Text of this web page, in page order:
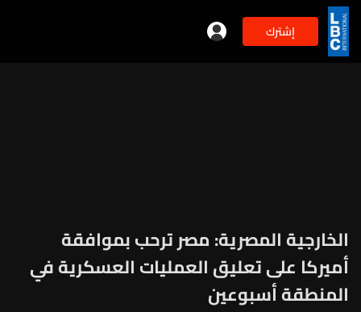
إشترك
الخارجية المصرية: مصر ترحب بموافقة
أميركا على تعليق العمليات العسكرية في
المنطقة أسبوعين